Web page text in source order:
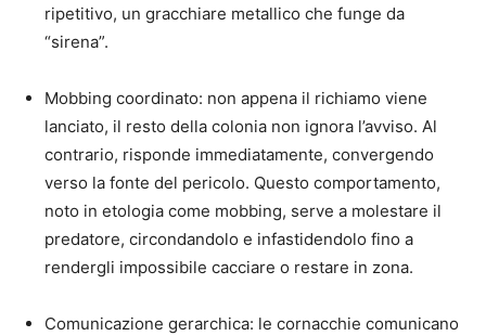
ripetitivo, un gracchiare metallico che funge da
“sirena”.
Mobbing coordinato: non appena il richiamo viene
lanciato, il resto della colonia non ignora l’avviso. Al
contrario, risponde immediatamente, convergendo
verso la fonte del pericolo. Questo comportamento,
noto in etologia come mobbing, serve a molestare il
predatore, circondandolo e infastidendolo fino a
rendergli impossibile cacciare o restare in zona.
Comunicazione gerarchica: le cornacchie comunicano